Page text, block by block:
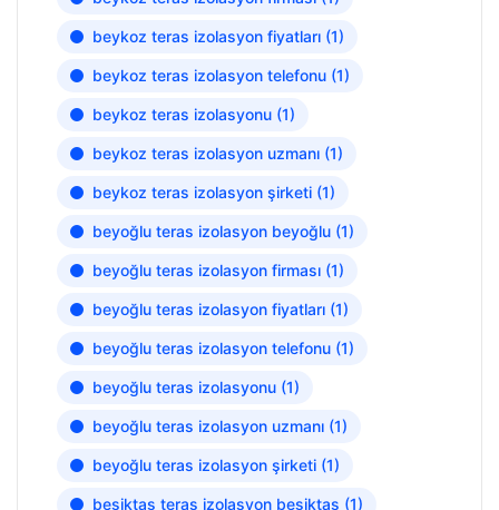
beykoz teras izolasyon fiyatları (1)
beykoz teras izolasyon telefonu (1)
beykoz teras izolasyonu (1)
beykoz teras izolasyon uzmanı (1)
beykoz teras izolasyon şirketi (1)
beyoğlu teras izolasyon beyoğlu (1)
beyoğlu teras izolasyon firması (1)
beyoğlu teras izolasyon fiyatları (1)
beyoğlu teras izolasyon telefonu (1)
beyoğlu teras izolasyonu (1)
beyoğlu teras izolasyon uzmanı (1)
beyoğlu teras izolasyon şirketi (1)
beşiktaş teras izolasyon beşiktaş (1)